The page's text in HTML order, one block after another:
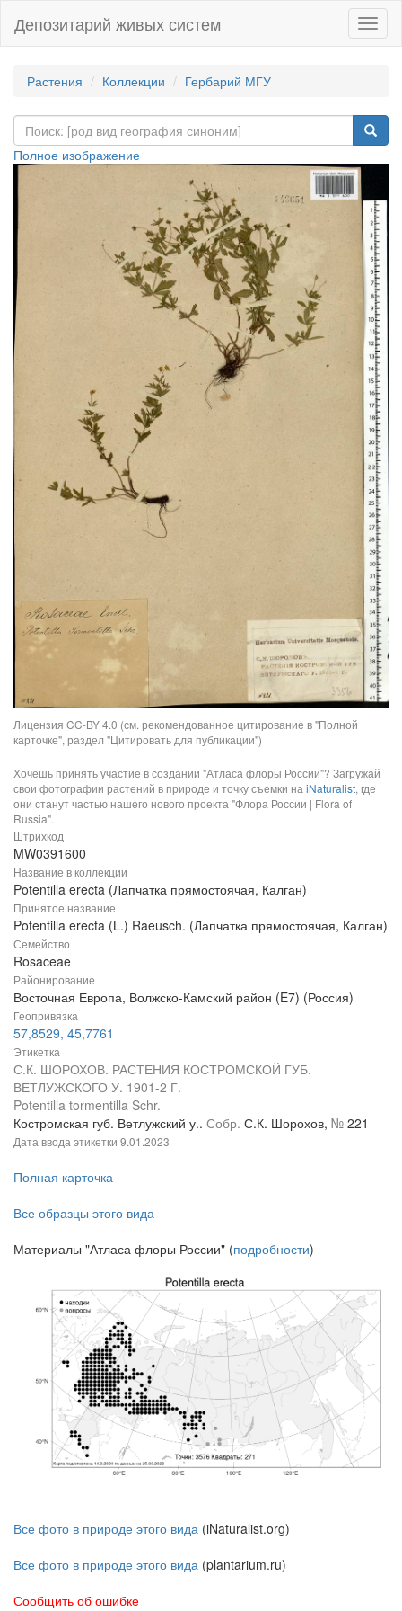
Депозитарий живых систем
Растения Коллекции Гербарий МГУ
Полное изображение
Лицензия CC-BY 4.0 (см. рекомендованное цитирование в "Полной
карточке", раздел "Цитировать для публикации")
Хочешь принять участие в создании "Атласа флоры России"? Загружай
свои фотографии растений в природе и точку съемки на iNaturalist, где
они станут частью нашего нового проекта "Флора России | Flora of
Russia".
Штрихкод
MW0391600
Название в коллекции
Potentilla erecta (Лапчатка прямостоячая, Калган)
Принятое название
Potentilla erecta (L.) Raeusch. (Лапчатка прямостоячая, Калган)
Семейство
Rosaceae
Районирование
Восточная Европа, Волжско-Камский район (E7) (Россия)
Геопривязка
57,8529, 45,7761
Этикетка
С.К. ШОРОХОВ. РАСТЕНИЯ КОСТРОМСКОЙ ГУБ.
ВЕТЛУЖСКОГО У. 1901-2 Г.
Potentilla tormentilla Schr.
Костромская губ. Ветлужский у.. Собр. С.К. Шорохов, № 221
Дата ввода этикетки 9.01.2023
Полная карточка
Все образцы этого вида
Материалы "Атласа флоры России" (подробности)
Все фото в природе этого вида (iNaturalist.org)
Все фото в природе этого вида (plantarium.ru)
Сообщить об ошибке